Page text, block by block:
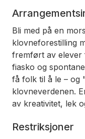
Bli med på en
klovneforestilling
fremført av elever
fiasko og
få folk til å le – og
klovneverdenen.
av kreativitet, lek
Restriksjoner